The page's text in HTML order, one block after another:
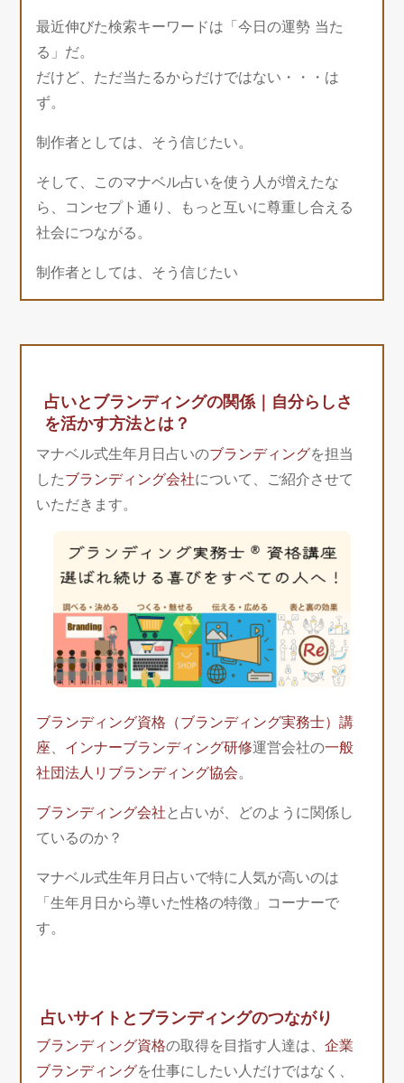
最近伸びた検索キーワードは「今日の運勢 当た
る」だ。
だけど、ただ当たるからだけではない・・・は
ず。
制作者としては、そう信じたい。
そして、このマナベル占いを使う人が増えたな
ら、コンセプト通り、もっと互いに尊重し合える
社会につながる。
制作者としては、そう信じたい
占いとブランディングの関係｜自分らしさ
を活かす方法とは？
マナベル式生年月日占いのブランディングを担当
したブランディング会社について、ご紹介させて
いただきます。
ブランディング資格（ブランディング実務士）講
座、 インナーブランディング研修運営会社の一般
社団法人リブランディング協会。
ブランディング会社 と占いが、どのように関係し
ているのか？
マナベル式生年月日占いで特に人気が高いのは
「生年月日から導いた性格の特徴」コーナーで
す。
占いサイトとブランディングのつながり
ブランディング資格の取得を目指す人達は、企業
ブランディングを仕事にしたい人だけではなく、